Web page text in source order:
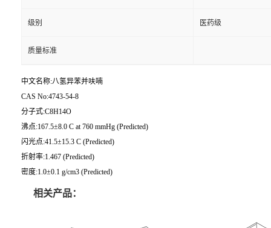
级别 医药级
质量标准
中文名称:八氢异苯并呋喃
CAS No:4743-54-8
分子式:C8H14O
沸点:167.5±8.0 C at 760 mmHg (Predicted)
闪光点:41.5±15.3 C (Predicted)
折射率:1.467 (Predicted)
密度:1.0±0.1 g/cm3 (Predicted)
相关产品：